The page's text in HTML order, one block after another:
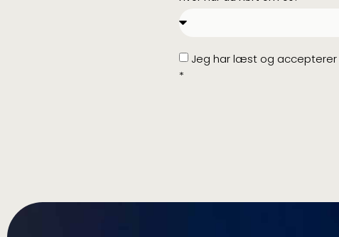
Jeg har læst og accepterer
*